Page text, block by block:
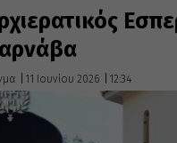
11 Ιουνίου 2026 12:34